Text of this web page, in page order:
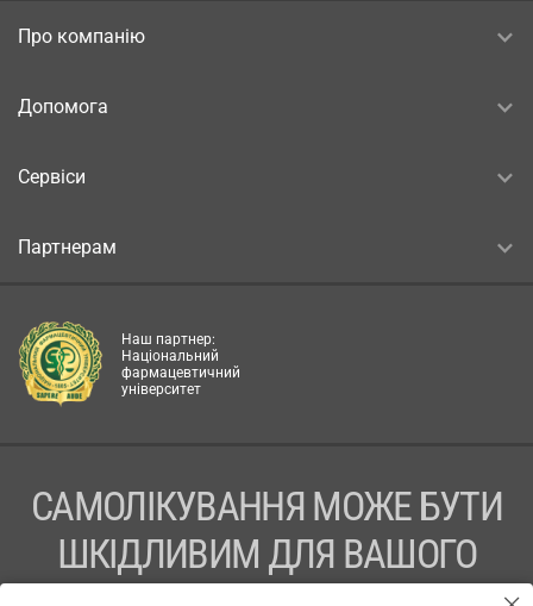
Про компанію
Допомога
Сервіси
Партнерам
Наш партнер:
Національний
фармацевтичний
університет
САМОЛІКУВАННЯ МОЖЕ БУТИ
ШКІДЛИВИМ ДЛЯ ВАШОГО